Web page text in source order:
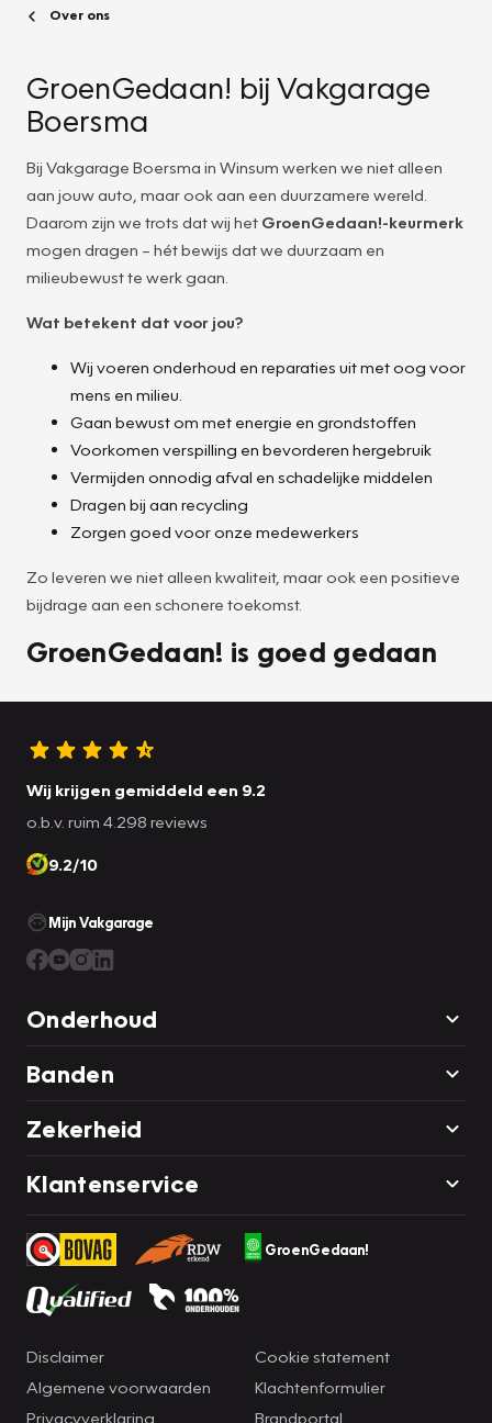
Over ons
GroenGedaan! bij Vakgarage
Boersma
Bij Vakgarage Boersma in Winsum werken we niet alleen
aan jouw auto, maar ook aan een duurzamere wereld.
Daarom zijn we trots dat wij het GroenGedaan!-keurmerk
mogen dragen – hét bewijs dat we duurzaam en
milieubewust te werk gaan.
Wat betekent dat voor jou?
Wij voeren onderhoud en reparaties uit met oog voor
mens en milieu.
Gaan bewust om met energie en grondstoffen
Voorkomen verspilling en bevorderen hergebruik
Vermijden onnodig afval en schadelijke middelen
Dragen bij aan recycling
Zorgen goed voor onze medewerkers
Zo leveren we niet alleen kwaliteit, maar ook een positieve
bijdrage aan een schonere toekomst.
GroenGedaan! is goed gedaan
Wij krijgen gemiddeld een 9.2
o.b.v. ruim 4.298 reviews
9.2/10
Mijn Vakgarage
Onderhoud
Banden
Zekerheid
Klantenservice
GroenGedaan!
Disclaimer
Algemene voorwaarden
Privacyverklaring
Cookie statement
Klachtenformulier
Brandportal